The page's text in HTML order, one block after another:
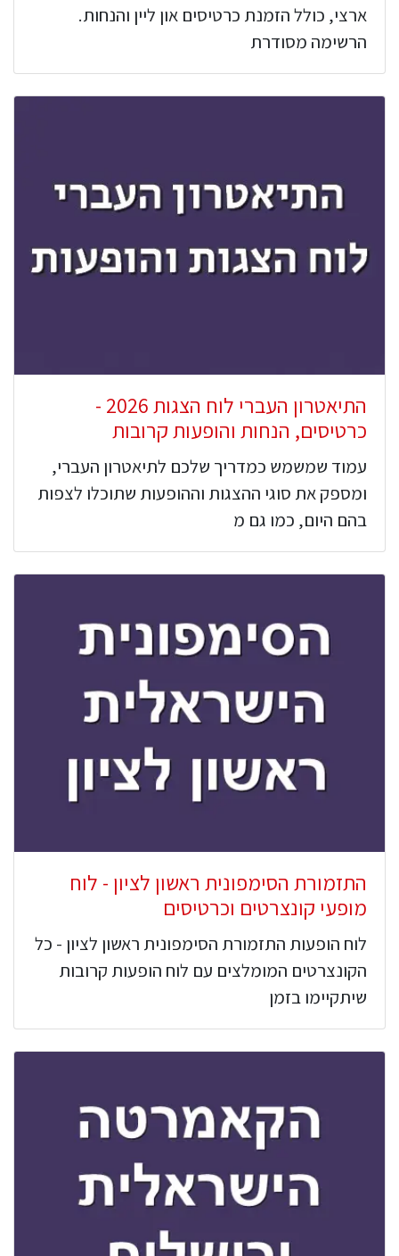
ארצי, כולל הזמנת כרטיסים און ליין והנחות.
הרשימה מסודרת
התיאטרון העברי לוח הצגות 2026 -
כרטיסים, הנחות והופעות קרובות
עמוד שמשמש כמדריך שלכם לתיאטרון העברי,
ומספק את סוגי ההצגות וההופעות שתוכלו לצפות
בהם היום, כמו גם מ
התזמורת הסימפונית ראשון לציון - לוח
מופעי קונצרטים וכרטיסים
לוח הופעות התזמורת הסימפונית ראשון לציון - כל
הקונצרטים המומלצים עם לוח הופעות קרובות
שיתקיימו בזמן